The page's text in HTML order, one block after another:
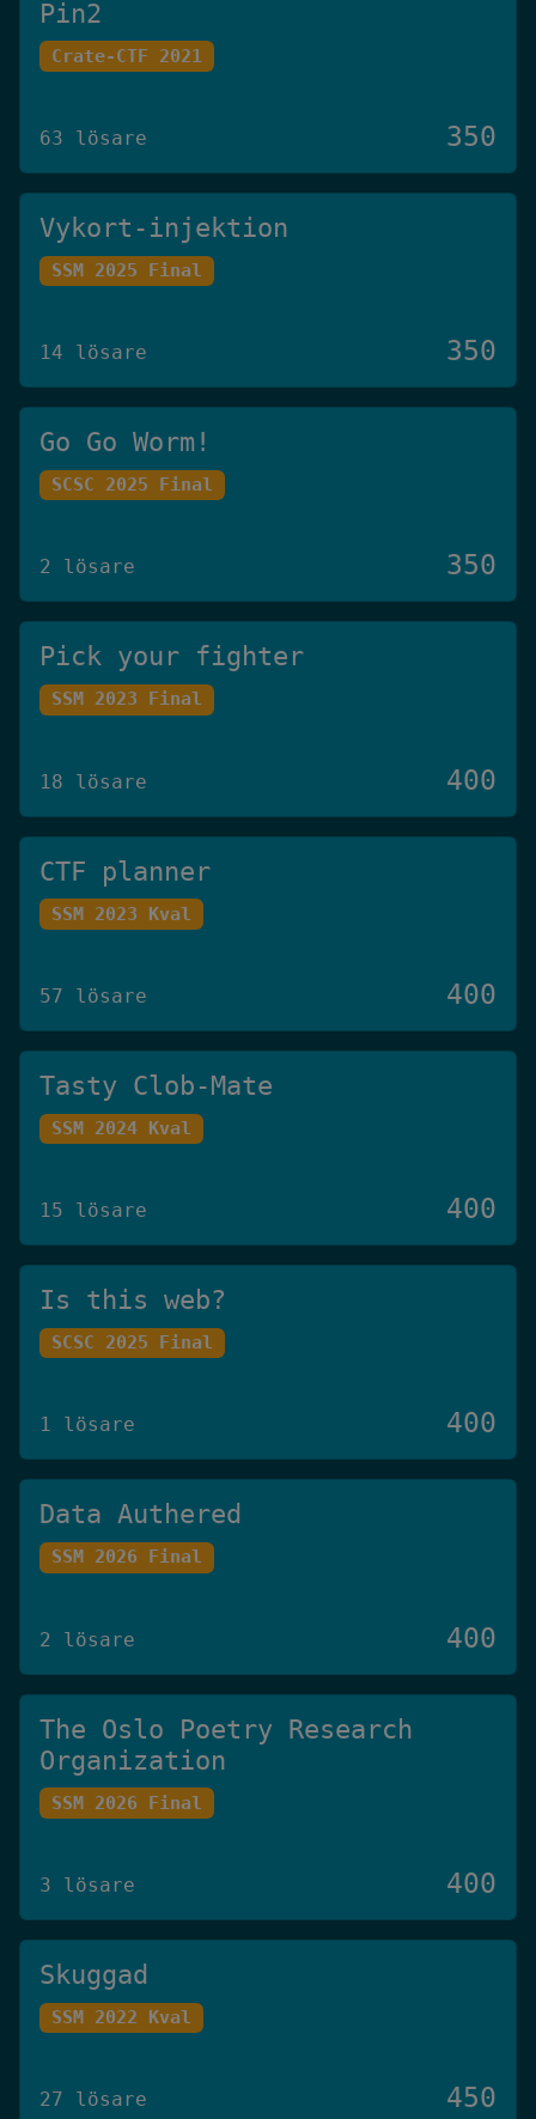
Pin2
Crate-CTF 2021
63 lösare 350
Vykort-injektion
SSM 2025 Final
14 lösare 350
Go Go Worm!
SCSC 2025 Final
2 lösare 350
Pick your fighter
SSM 2023 Final
18 lösare 400
CTF planner
SSM 2023 Kval
57 lösare 400
Tasty Clob-Mate
SSM 2024 Kval
15 lösare 400
Is this web?
SCSC 2025 Final
1 lösare 400
Data Authered
SSM 2026 Final
2 lösare 400
The Oslo Poetry Research
Organization
SSM 2026 Final
3 lösare 400
Skuggad
SSM 2022 Kval
27 lösare 450